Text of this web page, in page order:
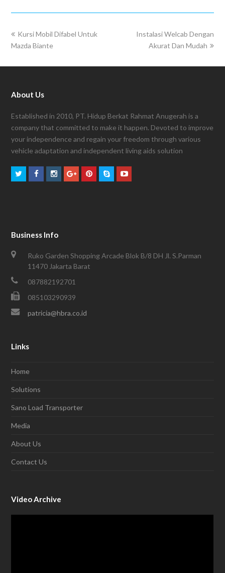
Kursi Mobil Difabel Untuk
Mazda Biante
Instalasi Welcab Dengan
Akurat Dan Mudah
About Us
Established in 2010, PT. Hidup Berkat Rahmat Anugerah is a
company that committed to make it happen. Devoted to improve
your independence and regain your freedom through various
vehicle adaptation and independent living aids solution
Business Info
Ruko Garden Shopping Arcade Blok B/8 DH Jl. S.Parman
11470 Jakarta Barat
087882192701
085103290939
patricia@hbra.co.id
Links
Home
Solutions
Sano Load Transporter
Media
About Us
Contact Us
Video Archive